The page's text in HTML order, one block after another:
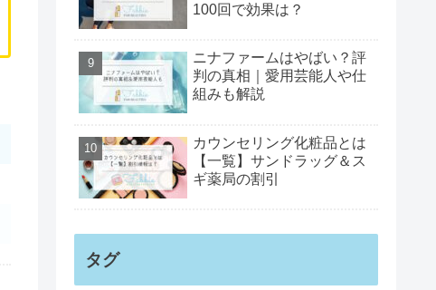
100回で効果は？
ニナファームはやばい？評
判の真相｜愛用芸能人や仕
組みも解説
カウンセリング化粧品とは
【一覧】サンドラッグ＆ス
ギ薬局の割引
タグ